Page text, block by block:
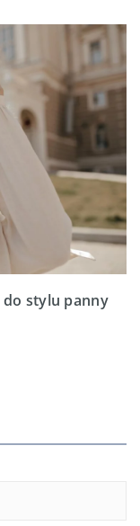
do stylu panny